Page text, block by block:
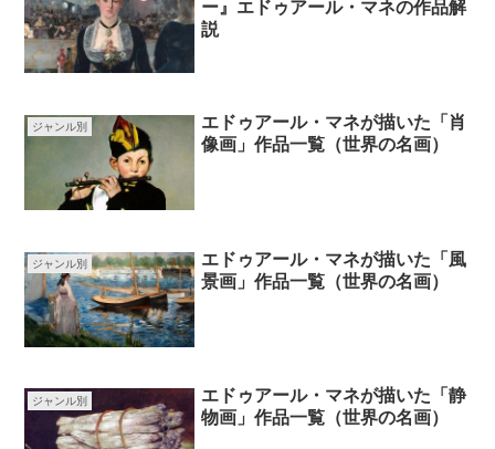
ー』エドゥアール・マネの作品解
説
ジャンル別
エドゥアール・マネが描いた「肖
像画」作品一覧（世界の名画）
ジャンル別
エドゥアール・マネが描いた「風
景画」作品一覧（世界の名画）
ジャンル別
エドゥアール・マネが描いた「静
物画」作品一覧（世界の名画）